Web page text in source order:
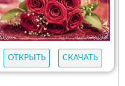
ОТКРЫТЬ СКАЧАТЬ